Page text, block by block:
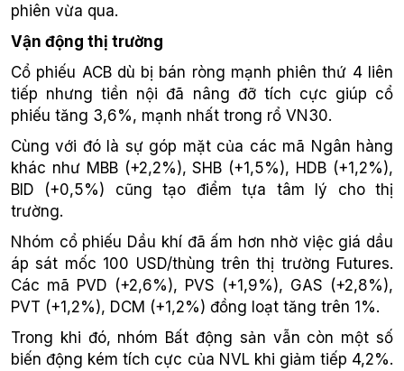
phiên vừa qua.
Vận động thị trường
Cổ phiếu ACB dù bị bán ròng mạnh phiên thứ 4 liên
tiếp nhưng tiền nội đã nâng đỡ tích cực giúp cổ
phiếu tăng 3,6%, mạnh nhất trong rổ VN30.
Cùng với đó là sự góp mặt của các mã Ngân hàng
khác như MBB (+2,2%), SHB (+1,5%), HDB (+1,2%),
BID (+0,5%) cũng tạo điểm tựa tâm lý cho thị
trường.
Nhóm cổ phiếu Dầu khí đã ấm hơn nhờ việc giá dầu
áp sát mốc 100 USD/thùng trên thị trường Futures.
Các mã PVD (+2,6%), PVS (+1,9%), GAS (+2,8%),
PVT (+1,2%), DCM (+1,2%) đồng loạt tăng trên 1%.
Trong khi đó, nhóm Bất động sản vẫn còn một số
biến động kém tích cực của NVL khi giảm tiếp 4,2%.